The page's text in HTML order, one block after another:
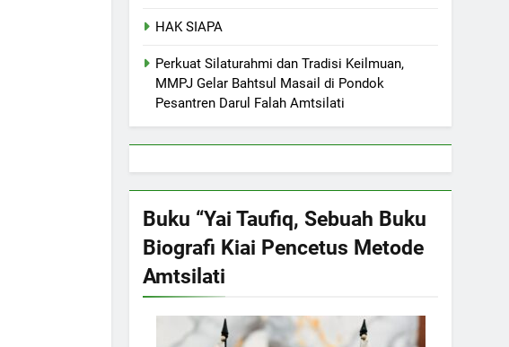
HAK SIAPA
Perkuat Silaturahmi dan Tradisi Keilmuan,
MMPJ Gelar Bahtsul Masail di Pondok
Pesantren Darul Falah Amtsilati
Buku “Yai Taufiq, Sebuah Buku
Biografi Kiai Pencetus Metode
Amtsilati